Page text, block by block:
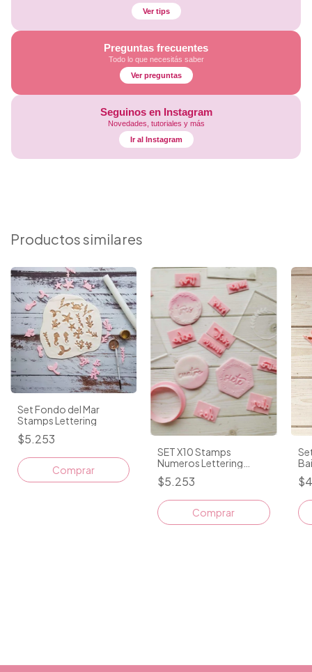
Ver tips
Preguntas frecuentes
Todo lo que necesitás saber
Ver preguntas
Seguinos en Instagram
Novedades, tutoriales y más
Ir al Instagram
Productos similares
Set Fondo del Mar
Stamps Lettering
$5.253
SET X10 Stamps
Numeros Lettering
Cursiva L 1,2 A 2CM
$5.253